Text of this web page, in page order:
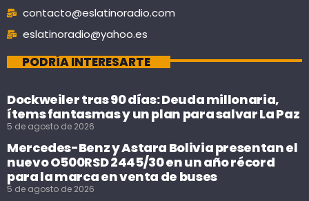
contacto@eslatinoradio.com
eslatinoradio@yahoo.es
PODRÍA INTERESARTE
Dockweiler tras 90 días: Deuda millonaria,
ítems fantasmas y un plan para salvar La Paz
5 de agosto de 2026
Mercedes-Benz y Astara Bolivia presentan el
nuevo O500RSD 2445/30 en un año récord
para la marca en venta de buses
5 de agosto de 2026